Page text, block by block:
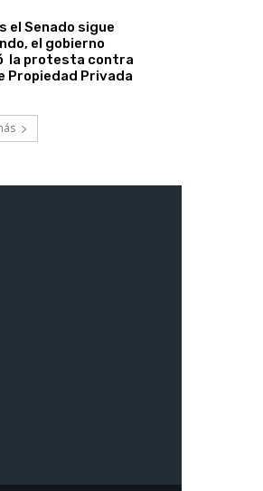
el Senado sigue
el gobierno
la protesta contra
Propiedad Privada